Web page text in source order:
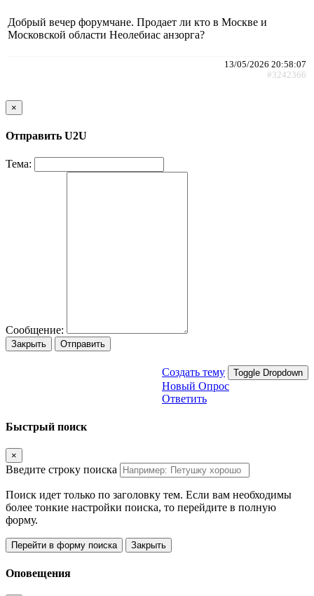
Добрый вечер форумчане. Продает ли кто в Москве и
Московской области Неолебиас анзорга?
13/05/2026 20:58:07
#3242366
×
Отправить U2U
Тема:
Сообщение:
Закрыть Отправить
Создать тему Toggle Dropdown
Новый Опрос
Ответить
Быстрый поиск
×
Введите строку поиска
Поиск идет только по заголовку тем. Если вам необходимы
более тонкие настройки поиска, то перейдите в полную
форму.
Перейти в форму поиска Закрыть
Оповещения